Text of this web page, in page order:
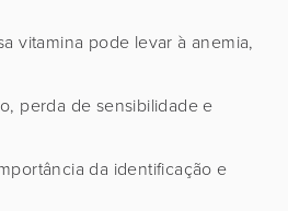
vitamina pode levar à anemia,
perda de sensibilidade e
da identificação e